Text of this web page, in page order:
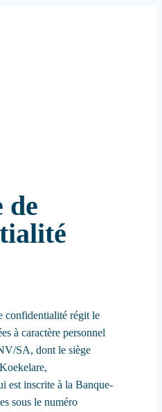
de
confidentialité régit le
à caractère personnel
SA, dont le siège
est inscrite à la Banque-
sous le numéro